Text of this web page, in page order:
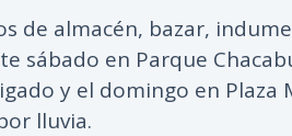
de almacén, bazar,
sábado en Parque
y el domingo en Plaza
lluvia.